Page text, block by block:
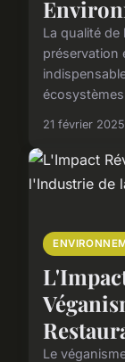
La qualité
préservation
21 février 2025
Le